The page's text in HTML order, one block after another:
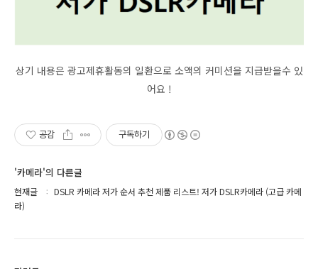
상기 내용은 광고제휴활동의 일환으로 소액의 커미션을 지급받을수 있
어요 !
공감 구독하기
'카메라'의 다른글
현재글
DSLR 카메라 저가 순서 추천 제품 리스트! 저가 DSLR카메라 (고급 카메
라)